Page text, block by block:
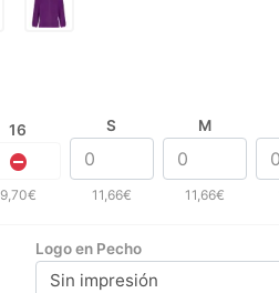
16
9,70€
S
11,66€
M
11,66€
Logo en Pecho
Sin impresión